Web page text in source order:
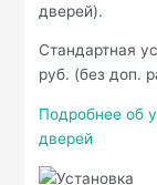
дверей).
Стандартная
руб. (без доп.
Подробнее об
дверей